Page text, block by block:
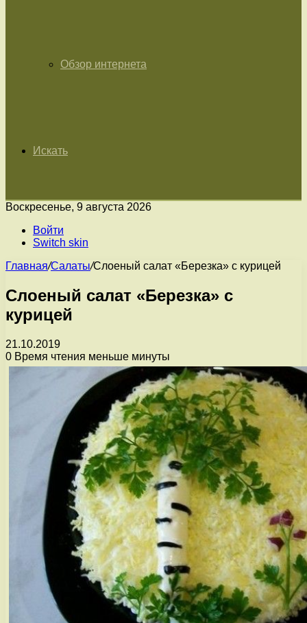
Обзор интернета
Искать
Воскресенье, 9 августа 2026
Войти
Switch skin
Главная/Салаты/Слоеный салат «Березка» с курицей
Слоеный салат «Березка» с
курицей
21.10.2019
0 Время чтения меньше минуты